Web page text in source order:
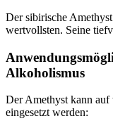
Der sibirische
wertvollsten. Seine
Alkoholismus
Der Amethyst kann auf
eingesetzt werden: